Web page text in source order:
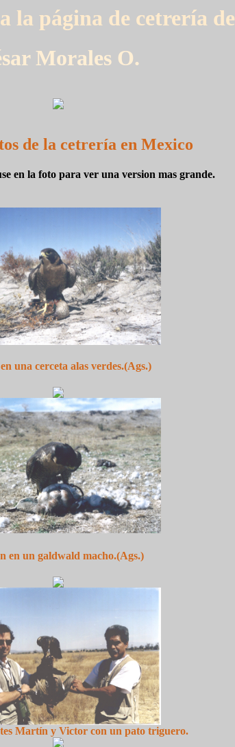
la página de cetrería de
Morales O.
de la cetrería en Mexico
en la foto para ver una version mas grande.
una cerceta alas verdes.(Ags.)
en un galdwald macho.(Ags.)
Martín y Victor con un pato triguero.